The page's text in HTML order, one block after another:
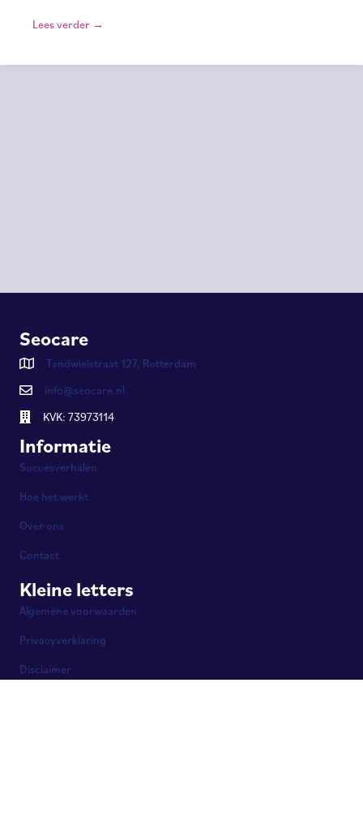
Lees verder →
Seocare
Tandwielstraat 127, Rotterdam
info@seocare.nl
KVK: 73973114
Informatie
Succesverhalen
Hoe het werkt
Over ons
Contact
Kleine letters
Algemene voorwaarden
Privacyverklaring
Disclaimer